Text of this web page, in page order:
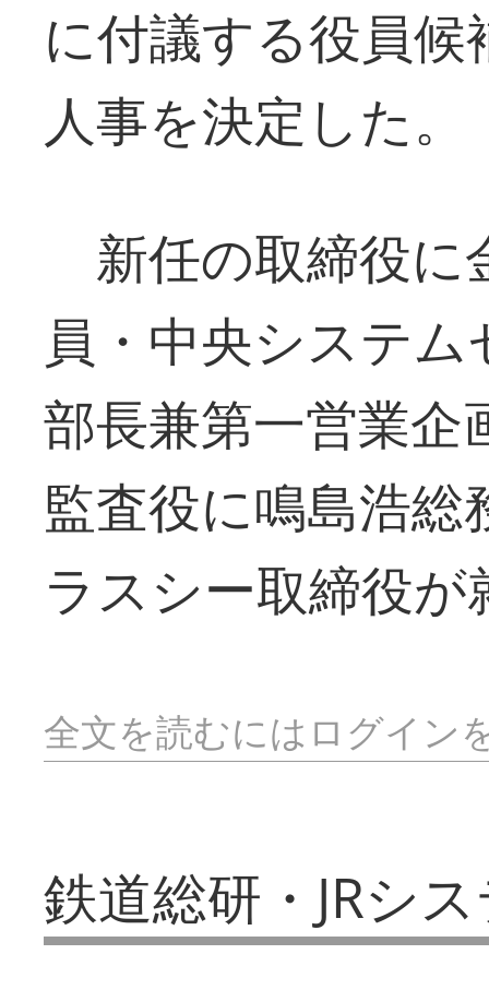
に付議する役員
人事を決定した。
新任の取締役に
員・中央システ
部長兼第一営業企
監査役に鳴島浩
ラスシー取締役が
全文を読むにはログイン
鉄道総研・JRシ